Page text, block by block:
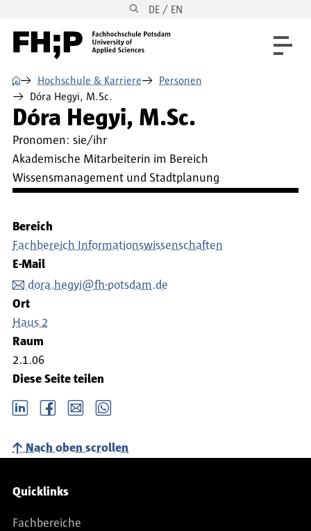
Direkt zur Hauptnavigation DE / EN
⌂ Hochschule & Karriere
Personen
Dóra Hegyi, M.Sc.
Dóra Hegyi, M.Sc.
Pronomen: sie/ihr
Akademische Mitarbeiterin im Bereich
Wissensmanagement und Stadtplanung
Bereich
Fachbereich Informationswissenschaften
E-Mail
dora.hegyi@fh-potsdam.de
Ort
Haus 2
Raum
2.1.06
Diese Seite teilen
LinkedIn Facebook email Whatsapp
Nach oben scrollen
Service-Navigation
Quicklinks
Fachbereiche